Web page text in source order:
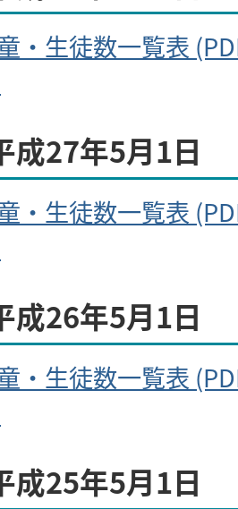
・生徒数一覧表
成27年5月1日
・生徒数一覧表
成26年5月1日
・生徒数一覧表
成25年5月1日